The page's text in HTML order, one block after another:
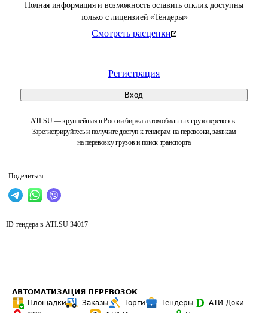
Полная информация и возможность оставить отклик доступны
только с лицензией «Тендеры»
Смотреть расценки
Регистрация
Вход
ATI.SU — крупнейшая в России биржа автомобильных грузоперевозок.
Зарегистрируйтесь и получите доступ к тендерам на перевозки, заявкам
на перевозку грузов и поиск транспорта
Поделиться
ID тендера в ATI.SU 34017
АВТОМАТИЗАЦИЯ ПЕРЕВОЗОК
Площадки
Заказы Торги Тендеры
АТИ-Доки